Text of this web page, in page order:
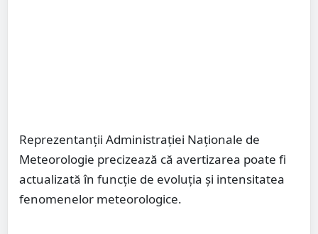
Reprezentanții Administrației Naționale de
Meteorologie precizează că avertizarea poate fi
actualizată în funcție de evoluția și intensitatea
fenomenelor meteorologice.